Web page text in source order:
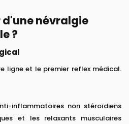
névralgie
?
ligne et le premier reflex médical.
inflammatoires non stéroïdiens
et les relaxants musculaires